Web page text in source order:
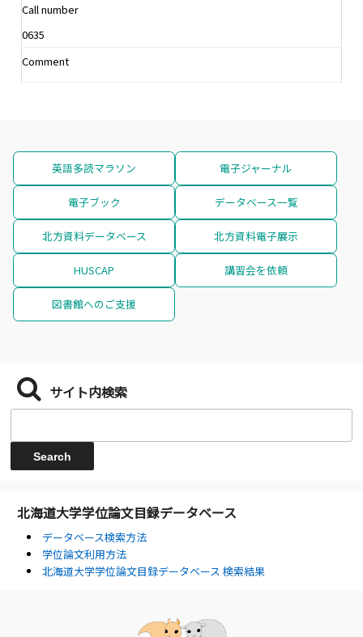
Call number
0635
Comment
英語多読マラソン 電子ジャーナル
電子ブック データベース一覧
北方資料データベース 北方資料電子展示
HUSCAP 講習会を依頼
図書館へのご支援
サイト内検索
北海道大学学位論文目録データベース
データベース検索方法
学位論文利用方法
北海道大学学位論文目録データベース 検索結果